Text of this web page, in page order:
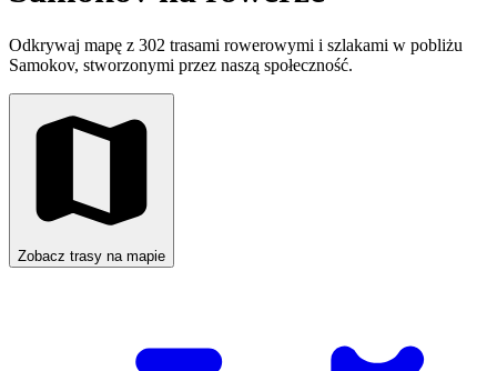
Odkrywaj mapę z 302 trasami rowerowymi i szlakami w pobliżu
Samokov, stworzonymi przez naszą społeczność.
Zobacz trasy na mapie